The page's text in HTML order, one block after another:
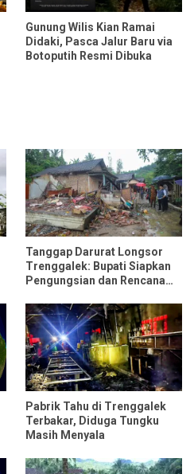
Gunung Wilis Kian Ramai
Didaki, Pasca Jalur Baru via
Botoputih Resmi Dibuka
Tanggap Darurat Longsor
Trenggalek: Bupati Siapkan
Pengungsian dan Rencana
Pabrik Tahu di Trenggalek
Terbakar, Diduga Tungku
Masih Menyala